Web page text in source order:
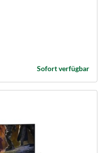
Sofort verfügbar